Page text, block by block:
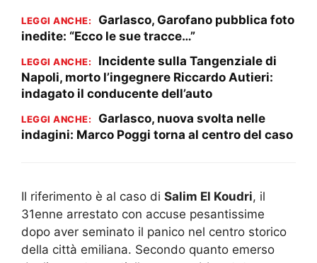
LEGGI ANCHE:
Garlasco, Garofano pubblica foto
inedite: “Ecco le sue tracce…”
LEGGI ANCHE:
Incidente sulla Tangenziale di
Napoli, morto l’ingegnere Riccardo Autieri:
indagato il conducente dell’auto
LEGGI ANCHE:
Garlasco, nuova svolta nelle
indagini: Marco Poggi torna al centro del caso
Il riferimento è al caso di Salim El Koudri, il
31enne arrestato con accuse pesantissime
dopo aver seminato il panico nel centro storico
della città emiliana. Secondo quanto emerso